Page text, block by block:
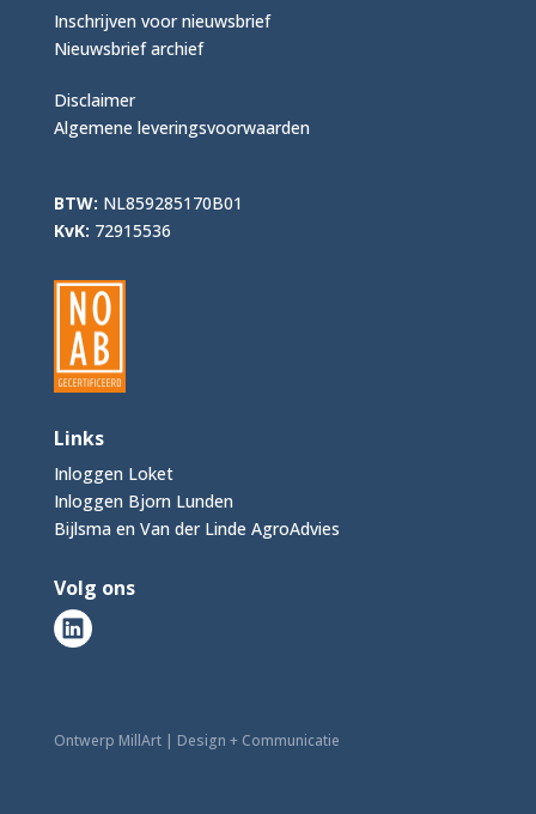
Inschrijven voor nieuwsbrief
Nieuwsbrief archief
Disclaimer
Algemene leveringsvoorwaarden
BTW: NL859285170B01
KvK: 72915536
Links
Inloggen Loket
Inloggen Bjorn Lunden
Bijlsma en Van der Linde AgroAdvies
Volg ons
Ontwerp MillArt | Design + Communicatie